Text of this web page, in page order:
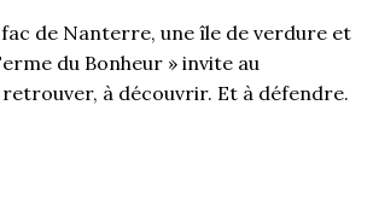
fac de Nanterre, une île de verdure et
du Bonheur » invite au
retrouver, à découvrir. Et à défendre.